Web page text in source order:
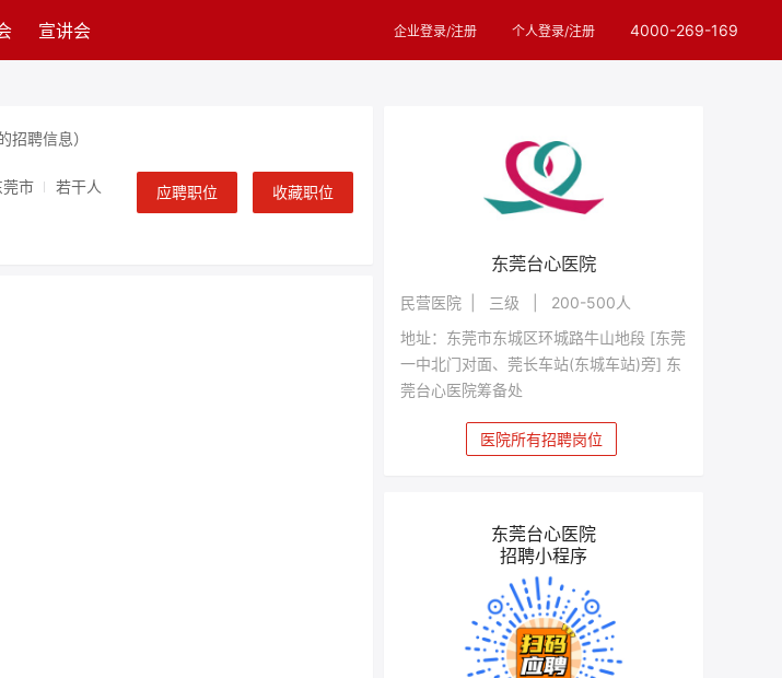
宣讲会 企业登录/注册 个人登录/注册 4000-269-169
招聘信息）
莞市 若干人 应聘职位 收藏职位
东莞台心医院
民营医院 | 三级 | 200-500人
地址：东莞市东城区环城路牛山地段 [东莞
一中北门对面、莞长车站(东城车站)旁] 东
莞台心医院筹备处
医院所有招聘岗位
东莞台心医院
招聘小程序